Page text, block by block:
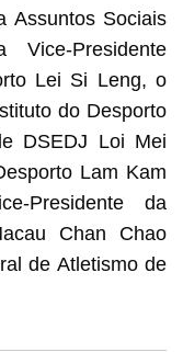
Assuntos Sociais
Presidente
Lei Si Leng, o
do Desporto
DSEDJ Loi Mei
Lam Kam
Presidente da
Chan Chao
de Atletismo de